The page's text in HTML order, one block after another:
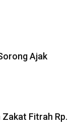
Ajak
Fitrah Rp.